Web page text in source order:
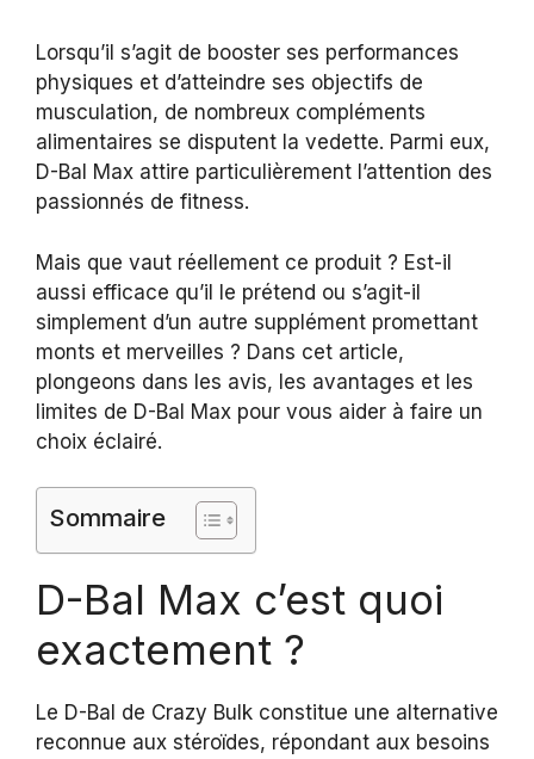
Lorsqu’il s’agit de booster ses performances
physiques et d’atteindre ses objectifs de
musculation, de nombreux compléments
alimentaires se disputent la vedette. Parmi eux,
D-Bal Max attire particulièrement l’attention des
passionnés de fitness.
Mais que vaut réellement ce produit ? Est-il
aussi efficace qu’il le prétend ou s’agit-il
simplement d’un autre supplément promettant
monts et merveilles ? Dans cet article,
plongeons dans les avis, les avantages et les
limites de D-Bal Max pour vous aider à faire un
choix éclairé.
Sommaire
D-Bal Max c’est quoi
exactement ?
Le D-Bal de Crazy Bulk constitue une alternative
reconnue aux stéroïdes, répondant aux besoins